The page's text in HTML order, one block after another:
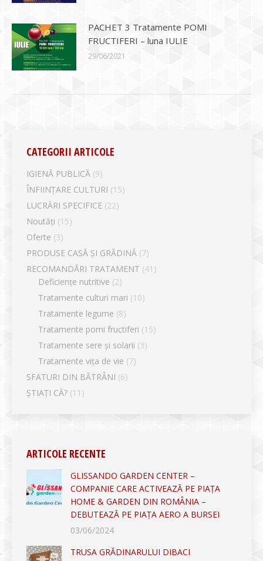
PACHET 3 Tratamente POMI
FRUCTIFERI – luna IULIE
29/06/2021
CATEGORII ARTICOLE
IGIENĂ PUBLICĂ (9)
ÎNFIINȚARE CULTURI (15)
LUCRĂRI SPECIFICE (22)
Noutăți (15)
Oferte (3)
PRODUSE CASĂ ȘI GRĂDINĂ (7)
RECOMANDĂRI TRATAMENT (41)
Deficiențe nutritive (2)
Tratamente culturi mari (10)
Tratamente legume (8)
Tratamente pomi fructiferi (15)
Tratamente sere și solarii (3)
Tratamente vița de vie (7)
SFATURI DIN BĂTRÂNI (6)
ȘTIAȚI CĂ? (11)
ARTICOLE RECENTE
GLISSANDO GARDEN CENTER –
COMPANIE CARE ACTIVEAZĂ PE PIAȚA
HOME & GARDEN DIN ROMÂNIA –
DEBUTEAZĂ PE PIAȚA AERO A BURSEI
03/06/2024
TRUSA GRĂDINARULUI DIBACI